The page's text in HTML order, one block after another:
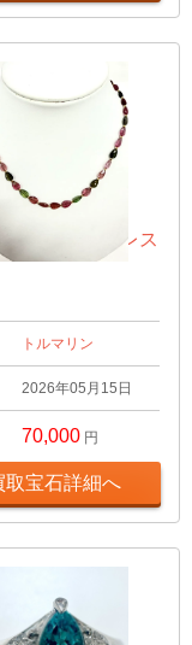
リン ネックレス
トルマリン
2026年05月15日
70,000 円
取宝石詳細へ